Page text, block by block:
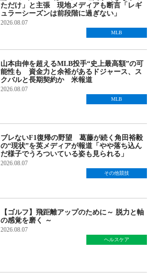
ただけ」と主張 現地メディアも断言「レギ
ュラーシーズンは前段階に過ぎない」
2026.08.07
MLB
山本由伸を超えるMLB投手“史上最高額”の可
能性も 資金力と余裕があるドジャース、ス
クバルと長期契約か 米報道
2026.08.07
MLB
ブレないF1復帰の野望 葛藤が続く角田裕毅
の“現状”を英メディアが報道「やや落ち込ん
だ様子でうろついている姿も見られる」
2026.08.07
その他競技
【ゴルフ】飛距離アップのために～ 脱力と軸
の感覚を磨く ～
2026.08.07
ヘルスケア